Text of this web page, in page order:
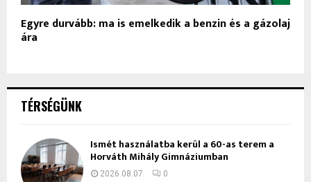
Egyre durvább: ma is emelkedik a benzin és a gázolaj
ára
TÉRSÉGÜNK
Ismét használatba kerül a 60-as terem a
Horváth Mihály Gimnáziumban
2026.08.07. 0